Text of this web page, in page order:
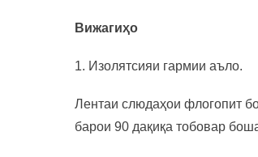
Вижагиҳо
1. Изолятсияи гармии аъло.
Лентаи слюдаҳои флогопит
барои 90 дақиқа тобовар